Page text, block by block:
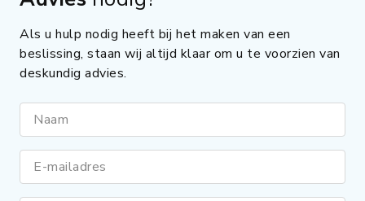
Als u hulp nodig heeft bij het maken van een
beslissing, staan wij altijd klaar om u te voorzien van
deskundig advies.
Naam
E-mailadres